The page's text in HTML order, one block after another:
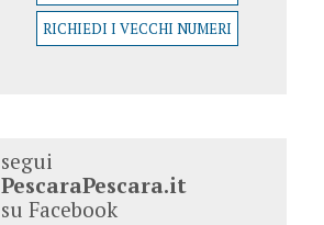
RICHIEDI I VECCHI NUMERI
segui
PescaraPescara.it
su Facebook